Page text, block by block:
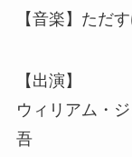
【音楽】ただ
【出演】
ウィリアム・
吾